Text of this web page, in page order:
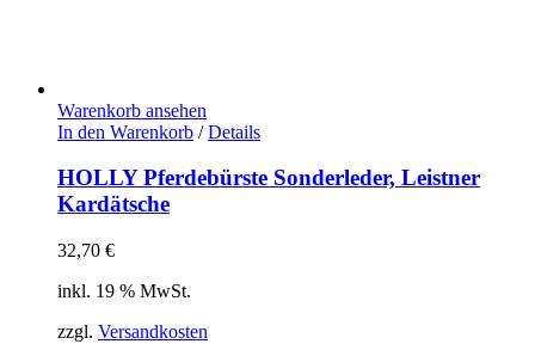
Warenkorb ansehen
In den Warenkorb / Details
HOLLY Pferdebürste Sonderleder, Leistner
Kardätsche
32,70 €
inkl. 19 % MwSt.
zzgl. Versandkosten